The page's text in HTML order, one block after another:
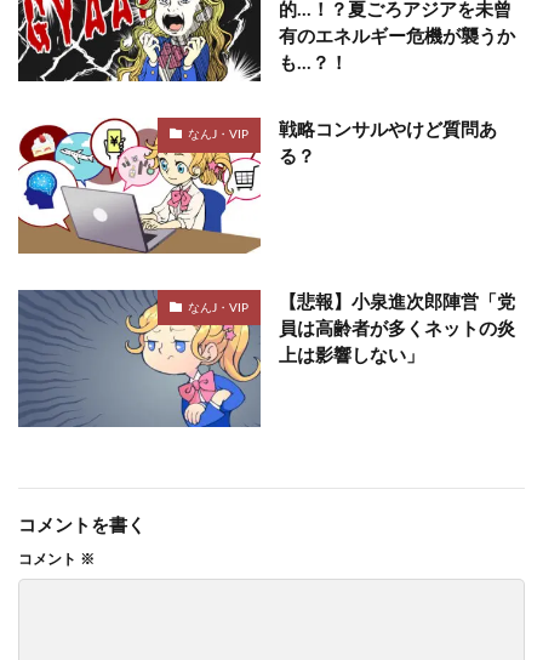
的…！？夏ごろアジアを未曾
有のエネルギー危機が襲うか
も…？！
なんJ・VIP
戦略コンサルやけど質問あ
る？
なんJ・VIP
【悲報】小泉進次郎陣営「党
員は高齢者が多くネットの炎
上は影響しない」
コメントを書く
コメント ※